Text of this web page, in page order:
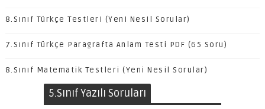
8.Sınıf Türkçe Testleri (Yeni Nesil Sorular)
7.Sınıf Türkçe Paragrafta Anlam Testi PDF (65 Soru)
8.Sınıf Matematik Testleri (Yeni Nesil Sorular)
5.Sınıf Yazılı Soruları